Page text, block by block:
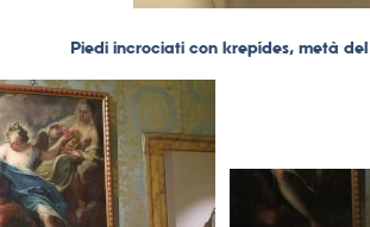
Piedi incrociati con krepídes, metà del